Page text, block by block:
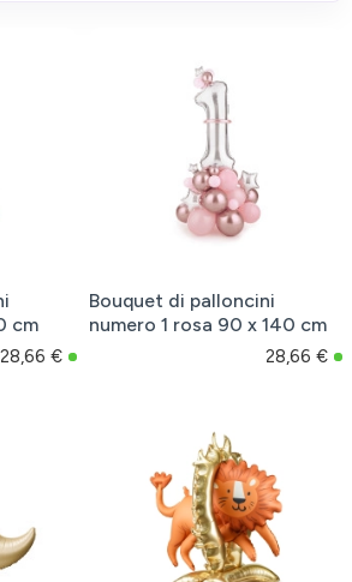
cm
28,66 €
Bouquet di palloncini
numero 1 rosa 90 x 140 cm
28,66 €